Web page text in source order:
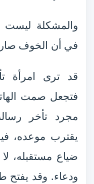
والمشكلة
في أن الخوف صار
قد ترى امرأة
فتجعل صمت
مجرد تأخر
يقترب موعده،
ضياع مستقبله،
ودعاء. وقد يفتح